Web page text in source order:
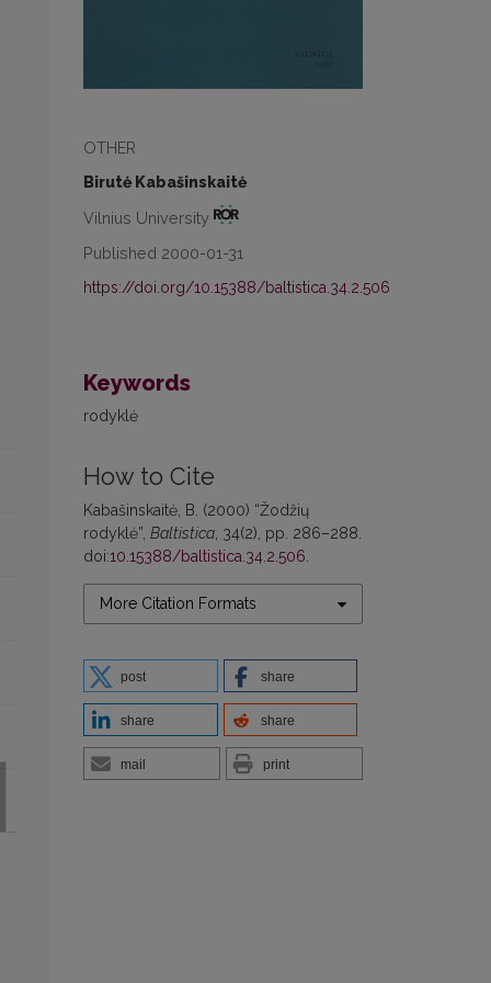
OTHER
Birutė Kabašinskaitė
Vilnius University
Published 2000-01-31
https://doi.org/10.15388/baltistica.34.2.506
Keywords
rodyklė
How to Cite
Kabašinskaitė, B. (2000) “Žodžių
rodyklė”, Baltistica , 34(2), pp. 286–288.
doi:10.15388/baltistica.34.2.506
More Citation Formats
post share
share share
mail print